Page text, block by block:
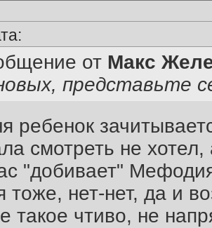
от Макс
представьте
ребенок
смотреть не
"добивает"
тоже, нет-нет, да и
такое чтиво, не